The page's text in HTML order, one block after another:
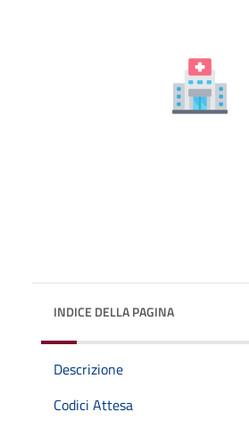
INDICE DELLA PAGINA
Descrizione
Codici Attesa